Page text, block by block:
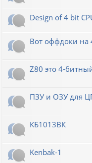
Design of 4 bit
Вот оффдоки на
Z80 это 4-
ПЗУ и ОЗУ для
КБ1013ВК
Kenbak-1